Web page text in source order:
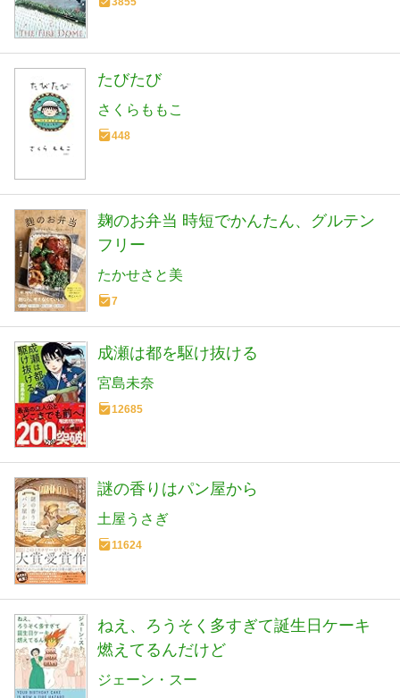
たびたび
さくらももこ
448
麹のお弁当 時短でかんたん、グルテン
フリー
たかせさと美
7
成瀬は都を駆け抜ける
宮島未奈
12685
謎の香りはパン屋から
土屋うさぎ
11624
ねえ、ろうそく多すぎて誕生日ケーキ
燃えてるんだけど
ジェーン・スー